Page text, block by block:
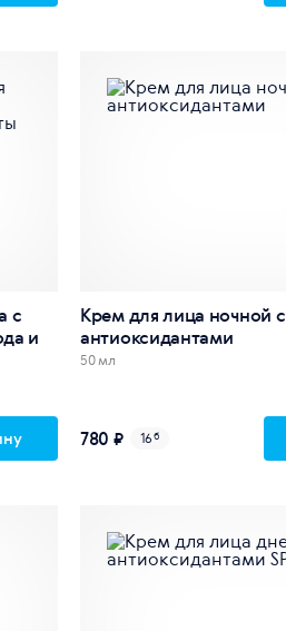
с
и
Крем для лица ночной с
антиоксидантами
50 мл
780 ₽ 16б